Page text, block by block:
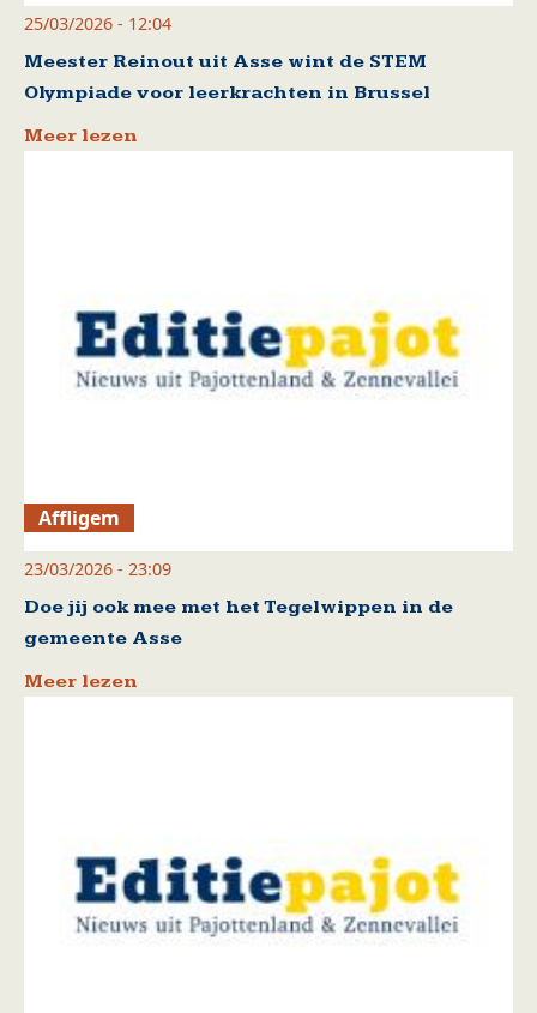
25/03/2026 - 12:04
Meester Reinout uit Asse wint de STEM
Olympiade voor leerkrachten in Brussel
Meer lezen
Affligem
23/03/2026 - 23:09
Doe jij ook mee met het Tegelwippen in de
gemeente Asse
Meer lezen